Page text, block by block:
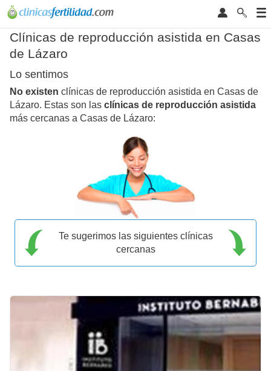
Clínicas de reproducción asistida en Casas
de Lázaro
Lo sentimos
No existen clínicas de reproducción asistida en Casas de
Lázaro. Estas son las clínicas de reproducción asistida
más cercanas a Casas de Lázaro:
Te sugerimos las siguientes clínicas
cercanas